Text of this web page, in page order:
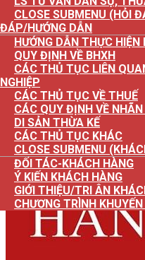
CLOSE SUBMENU (HỎI
ĐÁP/HƯỚNG DẪN
HƯỚNG DẪN THỰC
QUY ĐỊNH VỀ BHXH
CÁC THỦ TỤC LIÊN
NGHIỆP
CÁC THỦ TỤC VỀ THUẾ
CÁC QUY ĐỊNH VỀ
DI SẢN THỪA KẾ
CÁC THỦ TỤC KHÁC
CLOSE SUBMENU
ĐỐI TÁC-KHÁCH HÀNG
Ý KIẾN KHÁCH HÀNG
GIỚI THIỆU/TRI ÂN
CHƯƠNG TRÌNH